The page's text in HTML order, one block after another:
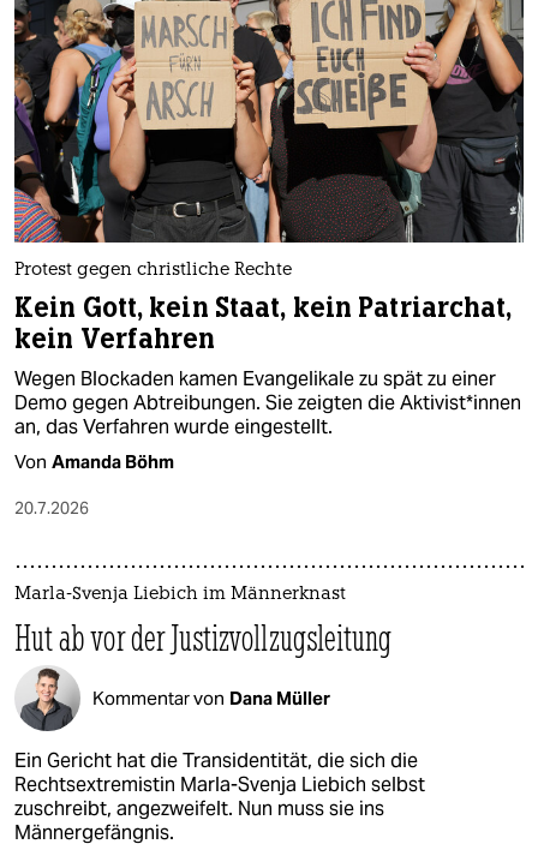
Protest gegen christliche Rechte
Kein Gott, kein Staat, kein Patriarchat,
kein Verfahren
Wegen Blockaden kamen Evangelikale zu spät zu einer
Demo gegen Abtreibungen. Sie zeigten die Ak­ti­vis­t*in­nen
an, das Verfahren wurde eingestellt.
Von Amanda Böhm
20.7.2026
Marla-Svenja Liebich im Männerknast
Hut ab vor der Justizvollzugsleitung
Kommentar von Dana Müller
Ein Gericht hat die Transidentität, die sich die
Rechtsextremistin Marla-Svenja Liebich selbst
zuschreibt, angezweifelt. Nun muss sie ins
Männergefängnis.